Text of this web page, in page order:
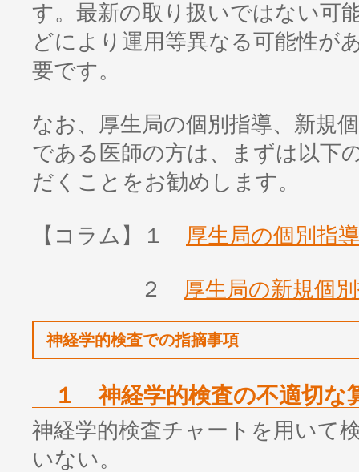
す。最新の取り扱いではない可
どにより運用等異なる可能性が
要です。
なお、厚生局の個別指導、新規
である医師の方は、まずは以下
だくことをお勧めします。
【コラム】１ 厚生局の個別指
２ 厚生局の新規個
神経学的検査での指摘事項
１ 神経学的検査の不適切な
神経学的検査チャートを用いて
いない。